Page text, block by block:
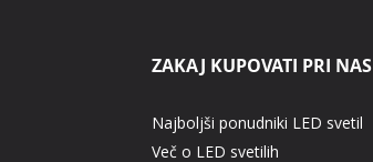
ZAKAJ KUPOVATI PRI NAS
Najboljši ponudniki LED svetil
Več o LED svetilih